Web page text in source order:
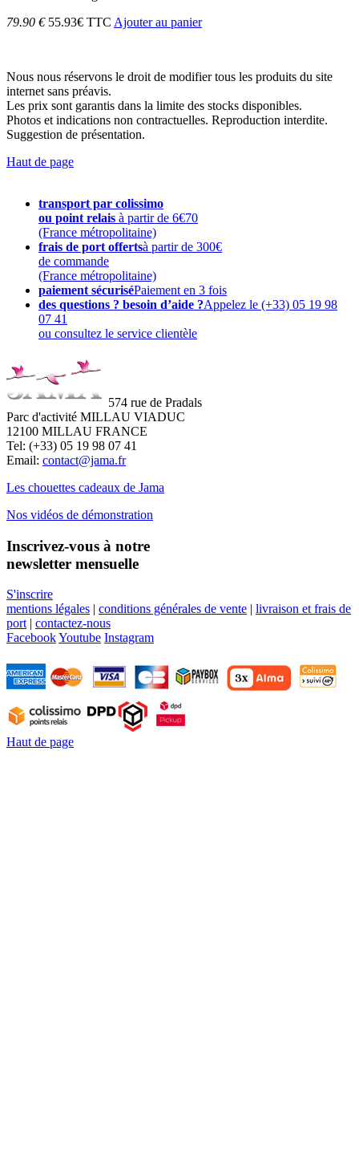
79.90 € 55.93€ TTC Ajouter au panier
Nous nous réservons le droit de modifier tous les produits du site
internet sans préavis.
Les prix sont garantis dans la limite des stocks disponibles.
Photos et indications non contractuelles. Reproduction interdite.
Suggestion de présentation.
Haut de page
transport par colissimo
ou point relais à partir de 6€70
(France métropolitaine)
frais de port offertsà partir de 300€
de commande
(France métropolitaine)
paiement sécuriséPaiement en 3 fois
des questions ? besoin d’aide ?Appelez le (+33) 05 19 98
07 41
ou consultez le service clientèle
574 rue de Pradals
Parc d'activité MILLAU VIADUC
12100 MILLAU FRANCE
Tel: (+33) 05 19 98 07 41
Email: contact@jama.fr
Les chouettes cadeaux de Jama
Nos vidéos de démonstration
Inscrivez-vous à notre
newsletter mensuelle
S'inscrire
mentions légales | conditions générales de vente | livraison et frais de
port | contactez-nous
FacebookYoutube Instagram
Haut de page